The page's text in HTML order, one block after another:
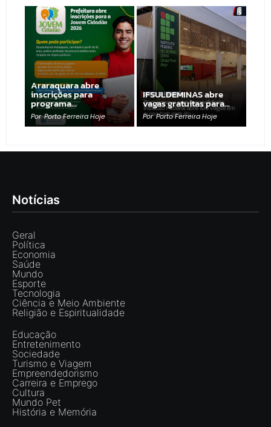
Araraquara abre
inscrições para
programa…
Por Porto Ferreira Hoje
IFSULDEMINAS abre
vagas gratuitas para…
Por Porto Ferreira Hoje
Notícias
Geral
Política
Economia
Saúde
Mundo
Esporte
Tecnologia
Ciência e Meio Ambiente
Religião e Espiritualidade
Educação
Entretenimento
Sociedade
Turismo e Viagem
Empreendedorismo
Carreira e Emprego
Cultura
Mundo Pet
História e Memória